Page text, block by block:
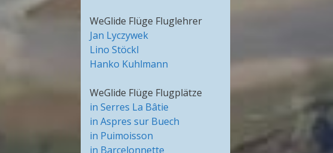
WeGlide Flüge Fluglehrer
Jan Lyczywek
Lino Stöckl
Hanko Kuhlmann
WeGlide Flüge Flugplätze
in Serres La Bâtie
in Aspres sur Buech
in Puimoisson
in Barcelonnette